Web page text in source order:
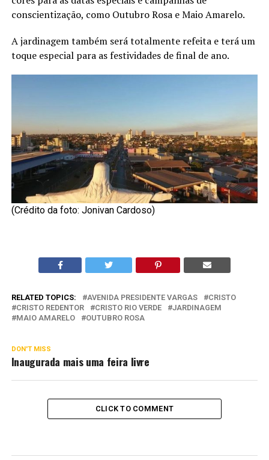
conscientização, como Outubro Rosa e Maio Amarelo.
A jardinagem também será totalmente refeita e terá um
toque especial para as festividades de final de ano.
(Crédito da foto: Jonivan Cardoso)
RELATED TOPICS: AVENIDA PRESIDENTE VARGAS
CRISTO
CRISTO REDENTOR
CRISTO RIO VERDE
JARDINAGEM
MAIO AMARELO
OUTUBRO ROSA
DON'T MISS
Inaugurada mais uma feira livre
CLICK TO COMMENT